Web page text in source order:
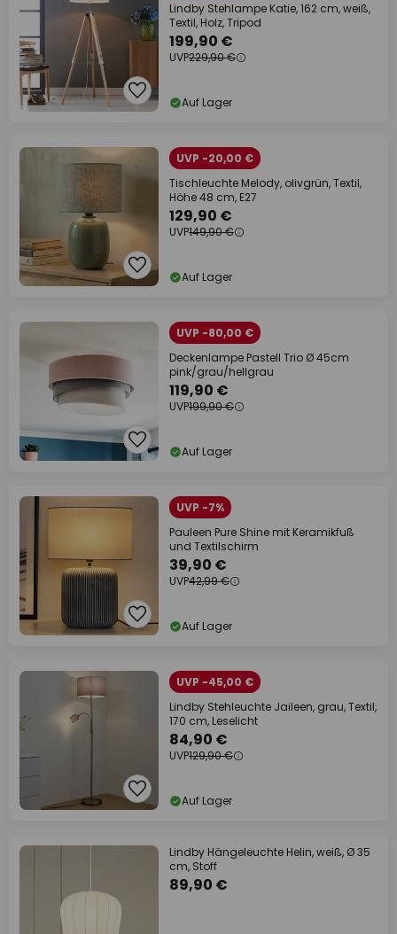
Lindby Stehlampe Katie, 162 cm, weiß,
Textil, Holz, Tripod
199,90 €
UVP229,90 €
Auf Lager
UVP -20,00 €
Tischleuchte Melody, olivgrün, Textil,
Höhe 48 cm, E27
129,90 €
UVP149,90 €
Auf Lager
UVP -80,00 €
Deckenlampe Pastell Trio Ø 45cm
pink/grau/hellgrau
119,90 €
UVP199,90 €
Auf Lager
UVP -7%
Pauleen Pure Shine mit Keramikfuß
und Textilschirm
39,90 €
UVP42,99 €
Auf Lager
UVP -45,00 €
Lindby Stehleuchte Jaileen, grau, Textil,
170 cm, Leselicht
84,90 €
UVP129,90 €
Auf Lager
Lindby Hängeleuchte Helin, weiß, Ø 35
cm, Stoff
89,90 €